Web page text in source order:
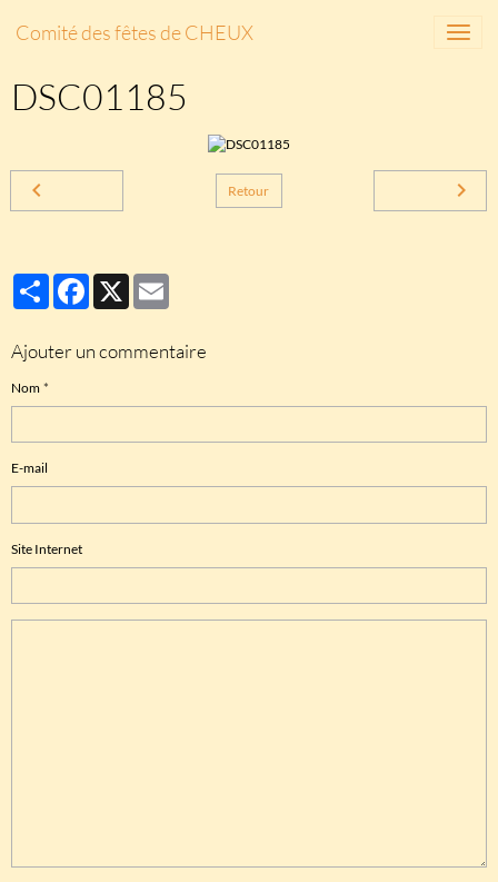
Comité des fêtes de CHEUX
DSC01185
Retour
PartagerFacebook
X
Ajouter un commentaire
Nom
E-mail
Site Internet